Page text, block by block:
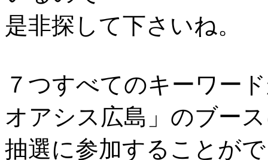
是非探して下さいね。
７つすべてのキーワー
オアシス広島」のブー
抽選に参加することが